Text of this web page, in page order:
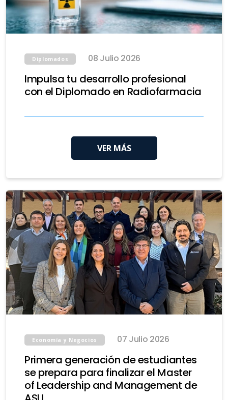
Diplomados 08 Julio 2026
Impulsa tu desarrollo profesional
con el Diplomado en Radiofarmacia
VER MÁS
Economía y Negocios 07 Julio 2026
Primera generación de estudiantes
se prepara para finalizar el Master
of Leadership and Management de